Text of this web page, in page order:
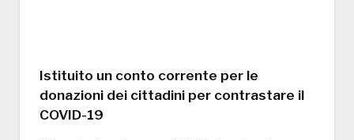
Istituito un conto corrente per le
donazioni dei cittadini per contrastare il
COVID-19